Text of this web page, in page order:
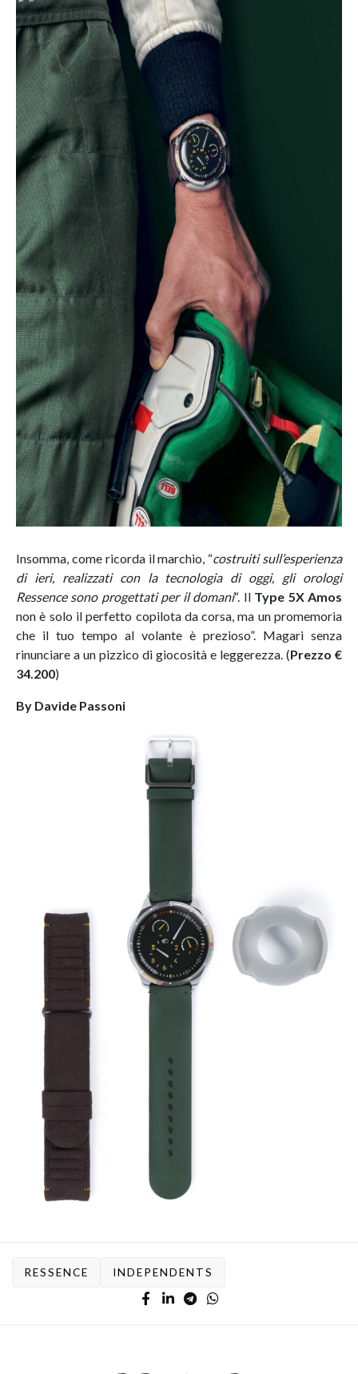
Insomma, come ricorda il marchio, “costruiti sull’esperienza
di ieri, realizzati con la tecnologia di oggi, gli orologi
Ressence sono progettati per il domani“. Il Type 5X Amos
non è solo il perfetto copilota da corsa, ma un promemoria
che il tuo tempo al volante è prezioso”. Magari senza
rinunciare a un pizzico di giocosità e leggerezza. (Prezzo €
34.200)
By Davide Passoni
RESSENCE INDEPENDENTS